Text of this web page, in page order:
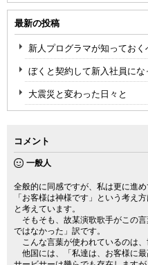
最新の投稿
新人プログラマが知っておく
ぼくと契約して新入社員にな
大震災と変わった日々と
コメント
一般人
全般的に同感ですが、私は更に進め
「お客様は神様です」という考え
と考えています。
そもそも、故某演歌歌手がこの
ではなかった」訳です。
こんな言葉が使われているのは、
他国には、「私達は、お客様に